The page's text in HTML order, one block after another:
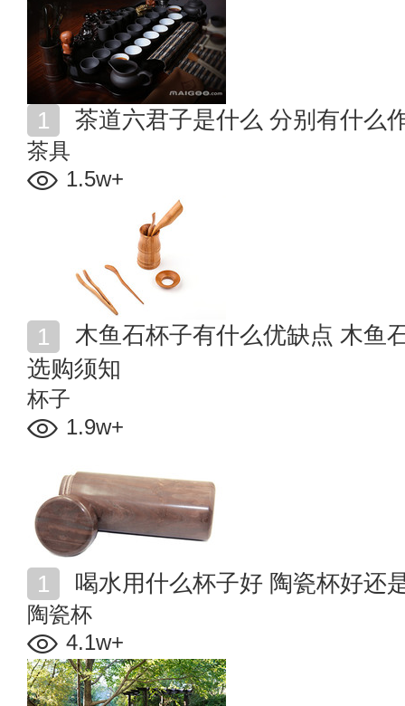
茶道六君子是什么 分别有什么
茶具
1.5w+
选购须知
杯子
1.9w+
喝水用什么杯子好 陶瓷杯好还
陶瓷杯
4.1w+